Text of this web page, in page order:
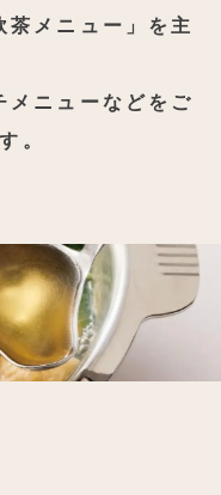
茶メニュー」を主
メニューなどをご
。